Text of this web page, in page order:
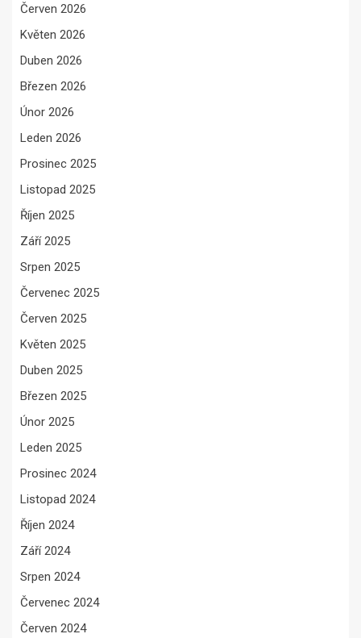
Červen 2026
Květen 2026
Duben 2026
Březen 2026
Únor 2026
Leden 2026
Prosinec 2025
Listopad 2025
Říjen 2025
Září 2025
Srpen 2025
Červenec 2025
Červen 2025
Květen 2025
Duben 2025
Březen 2025
Únor 2025
Leden 2025
Prosinec 2024
Listopad 2024
Říjen 2024
Září 2024
Srpen 2024
Červenec 2024
Červen 2024